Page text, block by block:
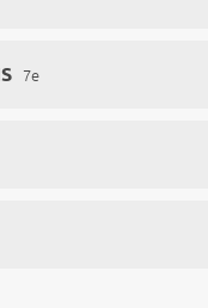
7e